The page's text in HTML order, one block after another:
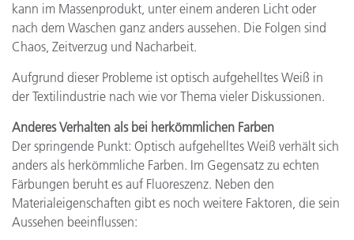
kann im Massenprodukt, unter einem anderen Licht oder
nach dem Waschen ganz anders aussehen. Die Folgen sind
Chaos, Zeitverzug und Nacharbeit.
Aufgrund dieser Probleme ist optisch aufgehelltes Weiß in
der Textilindustrie nach wie vor Thema vieler Diskussionen.
Anderes Verhalten als bei herkömmlichen Farben
Der springende Punkt: Optisch aufgehelltes Weiß verhält sich
anders als herkömmliche Farben. Im Gegensatz zu echten
Färbungen beruht es auf Fluoreszenz. Neben den
Materialeigenschaften gibt es noch weitere Faktoren, die sein
Aussehen beeinflussen: